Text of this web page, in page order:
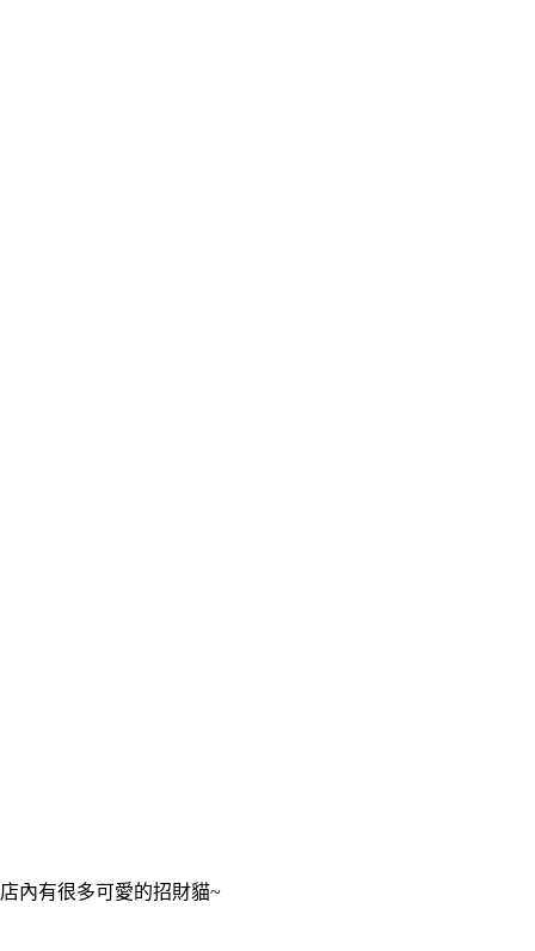
店內有很多可愛的招財貓~